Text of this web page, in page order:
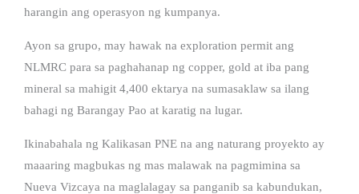
harangin ang operasyon ng kumpanya.
Ayon sa grupo, may hawak na exploration permit ang
NLMRC para sa paghahanap ng copper, gold at iba pang
mineral sa mahigit 4,400 ektarya na sumasaklaw sa ilang
bahagi ng Barangay Pao at karatig na lugar.
Ikinabahala ng Kalikasan PNE na ang naturang proyekto ay
maaaring magbukas ng mas malawak na pagmimina sa
Nueva Vizcaya na maglalagay sa panganib sa kabundukan,